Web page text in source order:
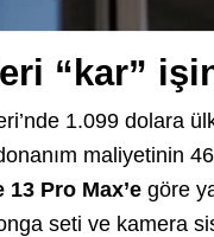
“kar”
1.099 dolara
maliyetinin
13 Pro Max’e göre
seti ve kamera